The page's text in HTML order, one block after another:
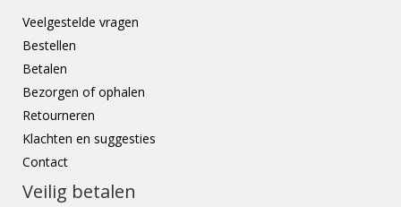
Veelgestelde vragen
Bestellen
Betalen
Bezorgen of ophalen
Retourneren
Klachten en suggesties
Contact
Veilig betalen